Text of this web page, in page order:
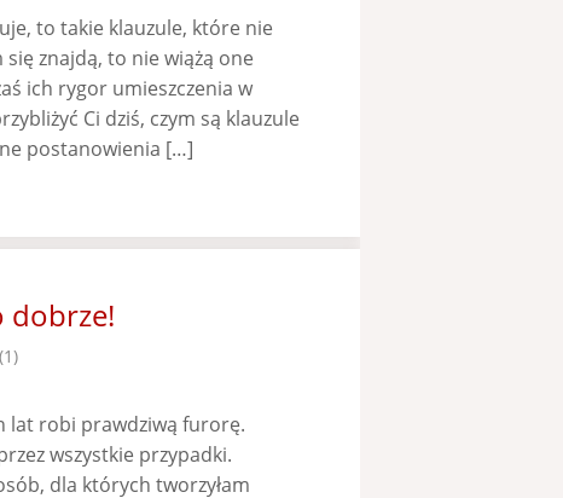
to takie klauzule, które nie
znajdą, to nie wiążą one
ich rygor umieszczenia w
Ci dziś, czym są klauzule
postanowienia […]
dobrze!
lat robi prawdziwą furorę.
wszystkie przypadki.
dla których tworzyłam